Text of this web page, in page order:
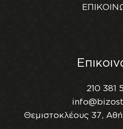
210 381
Θεμιστοκλέους 37,